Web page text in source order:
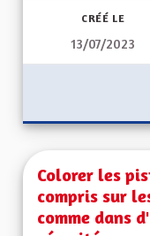
CRÉÉ LE
13/07/2023
Colorer les
compris sur
comme dans